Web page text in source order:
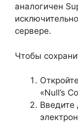
аналогичен
сервере.
Чтобы
«Null’s